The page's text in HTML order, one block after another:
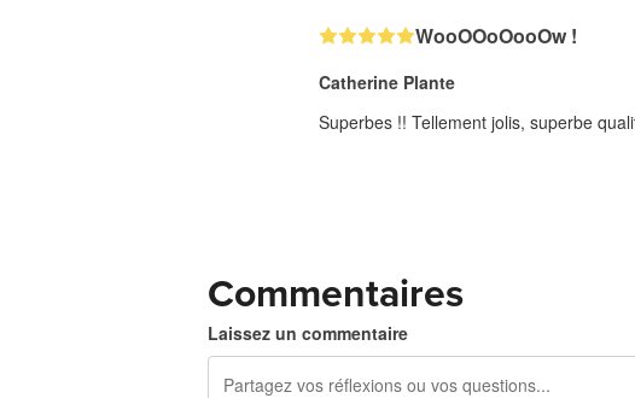
WooOOoOooOw !
Catherine Plante
Superbes !! Tellement jolis, superbe
Commentaires
Laissez un commentaire